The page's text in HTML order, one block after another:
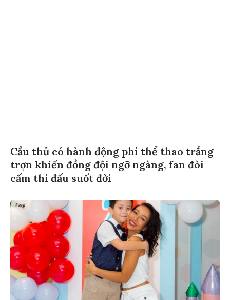
Cầu thủ có hành động phi thể thao trắng
trợn khiến đồng đội ngỡ ngàng, fan đòi
cấm thi đấu suốt đời